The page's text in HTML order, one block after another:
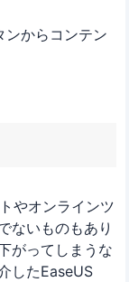
からコンテン
やオンラインツ
ないものもあり
がってしまうな
したEaseUS